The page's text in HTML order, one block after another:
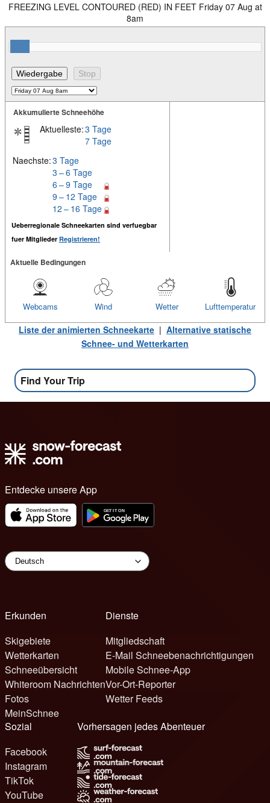
FREEZING LEVEL CONTOURED (RED) IN FEET Friday 07 Aug at
8am
Akkumulierte Schneehöhe
Aktuelleste:3 Tage
7 Tage
Naechste:3 Tage
3 – 6 Tage
6 – 9 Tage
9 – 12 Tage
12 – 16 Tage
Ueberregionale Schneekarten sind verfuegbar
fuer Mitglieder Registrieren!
Aktuelle Bedingungen
Lufttemperatur
Wetter
Wind
Webcams
Liste der animierten Schneekarte | Alternative statische
Schnee- und Wetterkarten
Find Your Trip
Entdecke unsere App
Erkunden
Skigebiete
Wetterkarten
Schneeübersicht
Whiteroom Nachrichten
Fotos
MeinSchnee
Dienste
Mitgliedschaft
E-Mail Schneebenachrichtigungen
Mobile Schnee-App
Vor-Ort-Reporter
Wetter Feeds
Sozial
Facebook
Instagram
TikTok
YouTube
Vorhersagen jedes Abenteuer